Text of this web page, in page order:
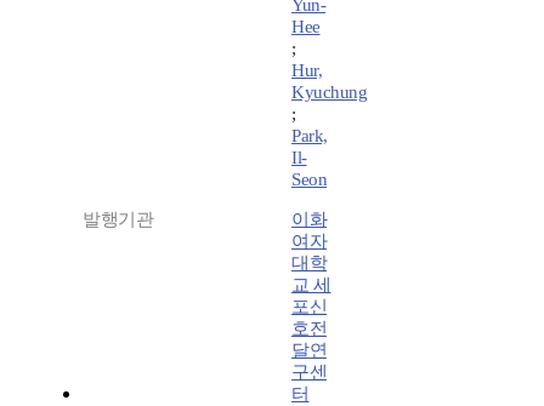
Yun-
Hee
;
Hur,
Kyuchung
;
Park,
Il-
Seon
발행기관
이화
여자
대학
교 세
포신
호전
달연
구센
터